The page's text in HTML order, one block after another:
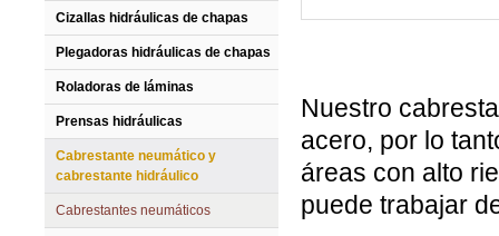
Cizallas hidráulicas de chapas
Plegadoras hidráulicas de chapas
Roladoras de láminas
Prensas hidráulicas
Cabrestante neumático y
cabrestante hidráulico
Cabrestantes neumáticos
Nuestro
acero, por lo
áreas con alto
puede trabajar